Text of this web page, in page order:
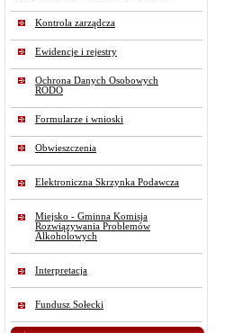
Kontrola zarządcza
Ewidencje i rejestry
Ochrona Danych Osobowych
RODO
Formularze i wnioski
Obwieszczenia
Elektroniczna Skrzynka Podawcza
Miejsko - Gminna Komisja
Rozwiązywania Problemów
Alkoholowych
Interpretacja
Fundusz Sołecki